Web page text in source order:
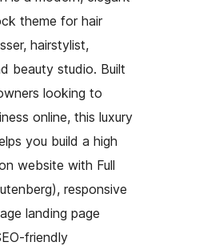
theme for hair
hairstylist,
beauty studio. Built
looking to
online, this luxury
you build a high
website with Full
responsive
landing page
friendly